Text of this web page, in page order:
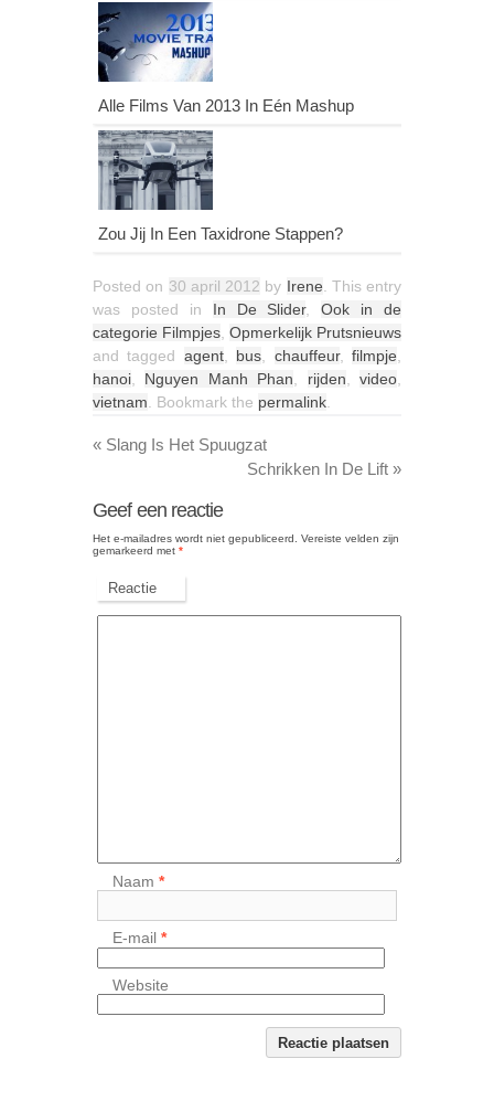
Alle Films Van 2013 In Eén Mashup
Zou Jij In Een Taxidrone Stappen?
Posted on 30 april 2012 by Irene . This entry
was posted in In De Slider,Ook in de
categorie Filmpjes Opmerkelijk Prutsnieuws
and tagged agent, bus chauffeur,filmpje
hanoi
Nguyen Manh Phan rijden ,video
vietnam . Bookmark the permalink
« Slang Is Het Spuugzat
Schrikken In De Lift »
Geef een reactie
Het e-mailadres wordt niet gepubliceerd.
Vereiste velden zijn
gemarkeerd met *
Reactie
Naam*
E-mail*
Website